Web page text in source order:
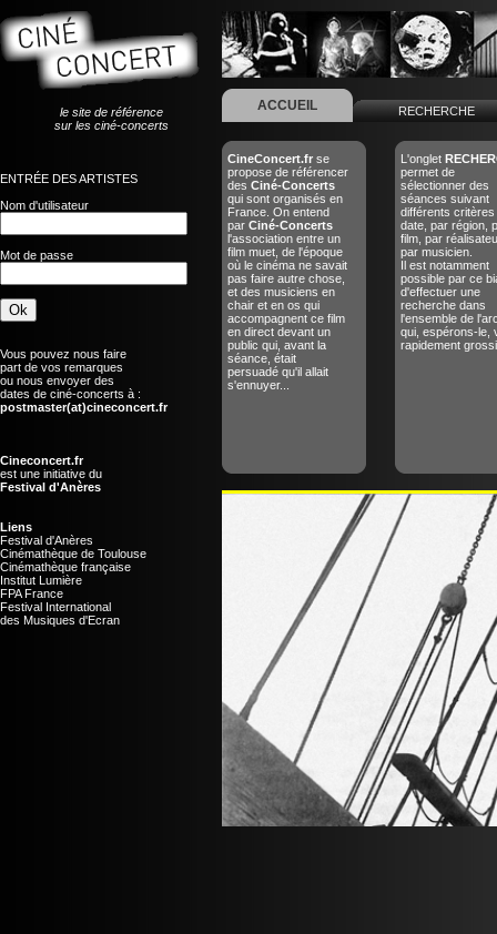
le site de référence
sur les ciné-concerts
ENTRÉE DES ARTISTES
Nom d'utilisateur
Mot de passe
Vous pouvez nous faire
part de vos remarques
ou nous envoyer des
dates de ciné-concerts à :
postmaster(at)cineconcert.fr
Cineconcert.fr
est une initiative du
Festival d'Anères
Liens
Festival d'Anères
Cinémathèque de Toulouse
Cinémathèque française
Institut Lumière
FPA France
Festival International
des Musiques d'Ecran
ACCUEIL RECHERCHE
CineConcert.fr se
propose de référencer
des Ciné-Concerts
qui sont organisés en
France. On entend
par Ciné-Concerts
l'association entre un
film muet, de l'époque
où le cinéma ne savait
pas faire autre chose,
et des musiciens en
chair et en os qui
accompagnent ce film
en direct devant un
public qui, avant la
séance, était
persuadé qu'il allait
s'ennuyer...
L'onglet
permet de
sélectionner des
séances suivant
différents critères
date, par région,
film, par
par musicien.
Il est notamment
possible par ce
d'effectuer une
recherche dans
l'ensemble de
qui, espérons-le,
rapidement